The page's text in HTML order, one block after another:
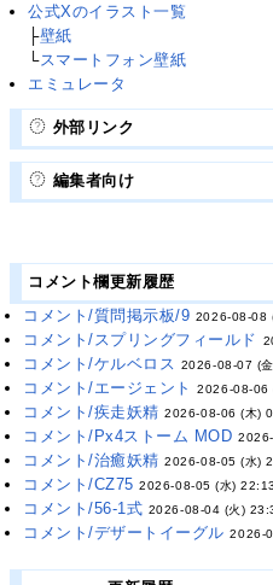
公式Xのイラスト一覧
├壁紙
└スマートフォン壁紙
エミュレータ
外部リンク
編集者向け
コメント欄更新履歴
コメント/質問掲示板/9 2026-08-08
コメント/スプリングフィールド
コメント/ケルベロス 2026-08-07 (
コメント/エージェント 2026-08-06
コメント/疾走妖精 2026-08-06 (木)
コメント/Px4ストーム MOD
コメント/治癒妖精 2026-08-05 (水)
コメント/CZ75 2026-08-05 (水)
コメント/56-1式 2026-08-04 (火)
コメント/デザートイーグル 2026-